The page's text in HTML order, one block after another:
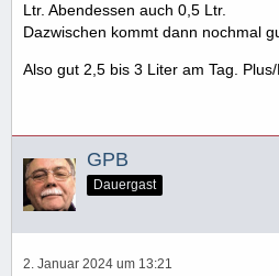
Ltr. Abendessen auch 0,5 Ltr.
Dazwischen kommt dann nochmal
Also gut 2,5 bis 3 Liter am Tag.
GPB
Dauergast
2. Januar 2024 um 13:21